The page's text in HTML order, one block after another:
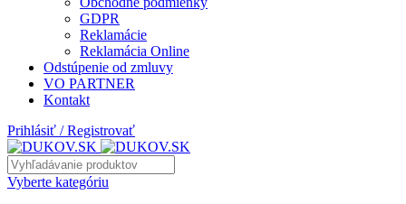
GDPR
Reklamácie
Reklamácia Online
Odstúpenie od zmluvy
VO PARTNER
Kontakt
Prihlásiť / Registrovať
Vyberte kategóriu